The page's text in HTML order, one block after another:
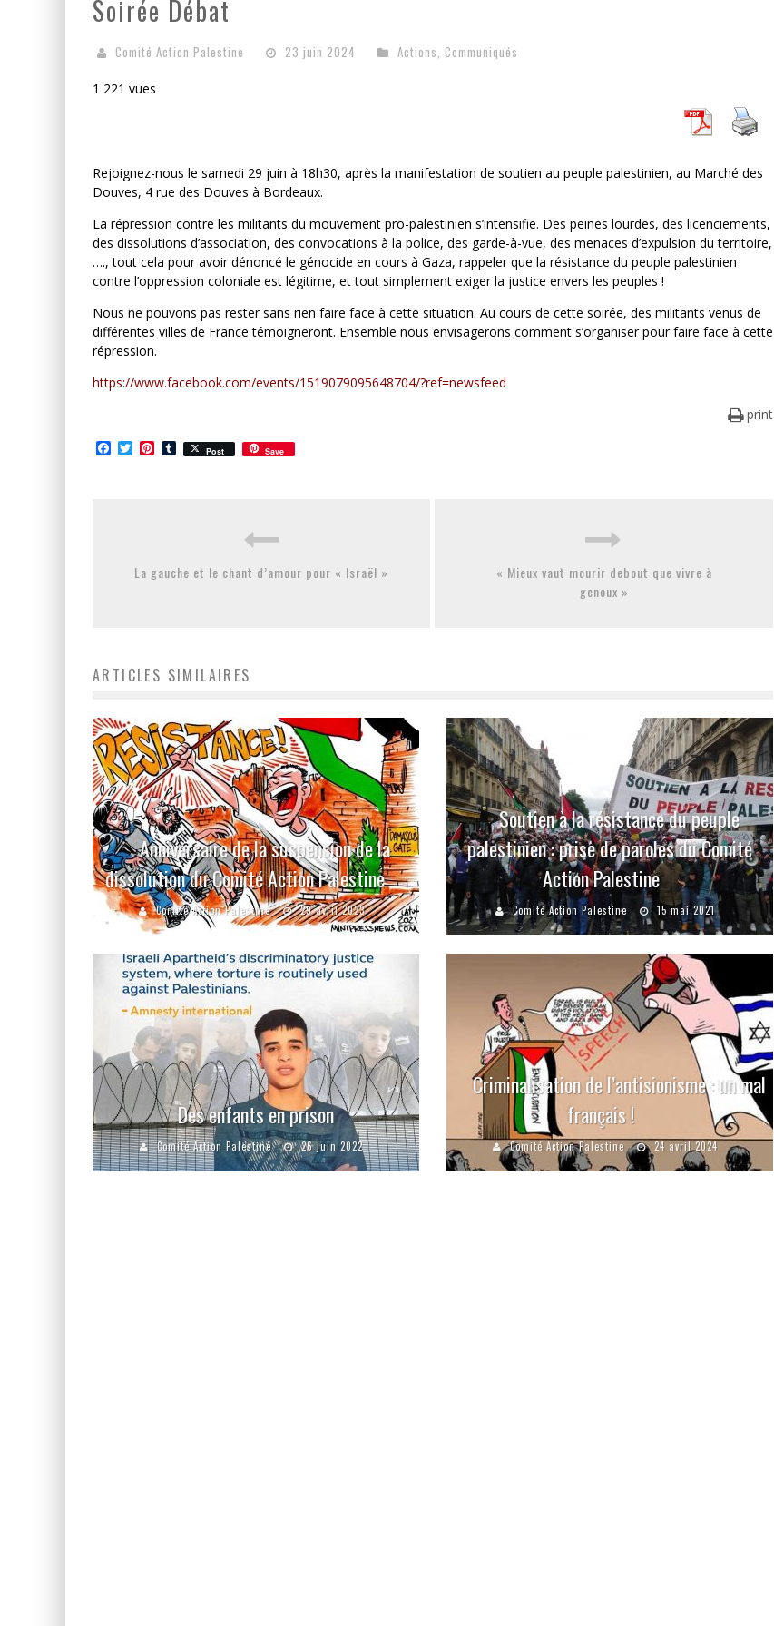
Soirée Débat
Comité Action Palestine 23 juin 2024 Actions, Communiqués
1 221 vues
Rejoignez-nous le samedi 29 juin à 18h30, après la manifestation de soutien au peuple palestinien, au Marché des
Douves, 4 rue des Douves à Bordeaux.
La répression contre les militants du mouvement pro-palestinien s’intensifie. Des peines lourdes, des licenciements,
des dissolutions d’association, des convocations à la police, des garde-à-vue, des menaces d’expulsion du territoire,
…., tout cela pour avoir dénoncé le génocide en cours à Gaza, rappeler que la résistance du peuple palestinien
contre l’oppression coloniale est légitime, et tout simplement exiger la justice envers les peuples !
Nous ne pouvons pas rester sans rien faire face à cette situation. Au cours de cette soirée, des militants venus de
différentes villes de France témoigneront. Ensemble nous envisagerons comment s’organiser pour faire face à cette
répression.
https://www.facebook.com/events/1519079095648704/?ref=newsfeed
print
Facebook
TwitterPinterest
Tumblr
Post Save
La gauche et le chant d’amour pour « Israël »
« Mieux vaut mourir debout que vivre à
genoux »
ARTICLES SIMILAIRES
Anniversaire de la suspension de la
dissolution du Comité Action Palestine
Comité Action Palestine 29 avril 2023
Soutien à la résistance du peuple
palestinien : prise de paroles du Comité
Action Palestine
Comité Action Palestine 15 mai 2021
Des enfants en prison
Comité Action Palestine 26 juin 2022
Criminalisation de l’antisionisme : un mal
français !
Comité Action Palestine 24 avril 2024